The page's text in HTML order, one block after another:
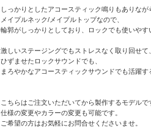
しっかりとしたアコースティック鳴りもありなが
メイプルネック/メイプルトップなので、
輪郭がしっかりとしており、ロックでも使いやす
激しいステージングでもストレスなく取り回せて、
ひずませたロックサウンドでも、
まろやかなアコースティックサウンドでも活躍す
こちらはご注文いただいてから製作するモデルで
仕様の変更やカラーの変更も可能です。
ご希望の方はお気軽にお問合せくださいませ。